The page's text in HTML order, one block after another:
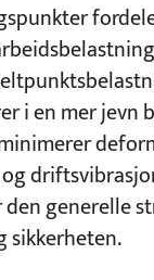
i en mer jevn
generelle
sikkerheten.